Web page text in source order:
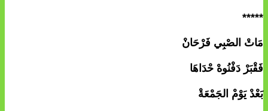
*****
مَاتْ الصْبِي فَرْحَانْ
فَقْبَرْ دَفْنُوهْ حْدَاهَا
بَعْدْ يَوْمْ الجَمْعَةْ